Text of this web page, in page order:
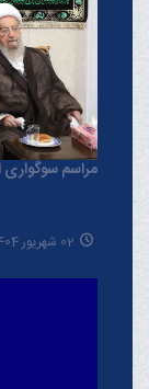
مراسم سوگواری
02 شهریور 1404